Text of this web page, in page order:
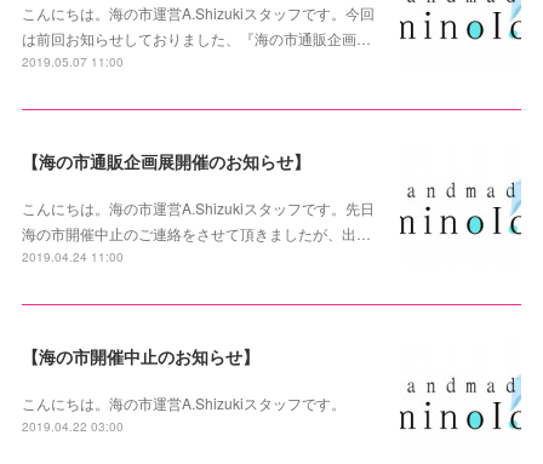
こんにちは。海の市運営A.Shizukiスタッフです。今回
は前回お知らせしておりました、『海の市通販企画…
2019.05.07 11:00
【海の市通販企画展開催のお知らせ】
こんにちは。海の市運営A.Shizukiスタッフです。先日
海の市開催中止のご連絡をさせて頂きましたが、出…
2019.04.24 11:00
【海の市開催中止のお知らせ】
こんにちは。海の市運営A.Shizukiスタッフです。
2019.04.22 03:00